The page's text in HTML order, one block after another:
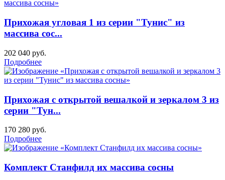
Прихожая угловая 1 из серии "Тунис" из
массива сос...
202 040 руб.
Подробнее
Прихожая с открытой вешалкой и зеркалом 3 из
серии "Тун...
170 280 руб.
Подробнее
Комплект Станфилд их массива сосны